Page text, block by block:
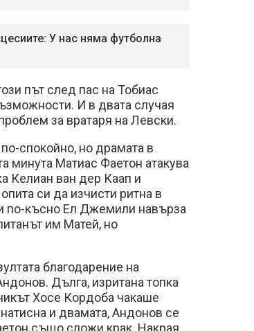
У нас няма футболна
път след пас на Тобиас
И в двата случая
за вратаря на Левски.
спокойно, но драмата в
минута Матиас Фаетон атакува
Келиан ван дер Каап и
си да изчисти ритна в
по-късно Ел Джемили навърза
им Матей, но
благодарение на
Дълга, изритана топка
Хосе Кордоба чакаше
и двамата, Андонов се
също сложи крак. Накрая